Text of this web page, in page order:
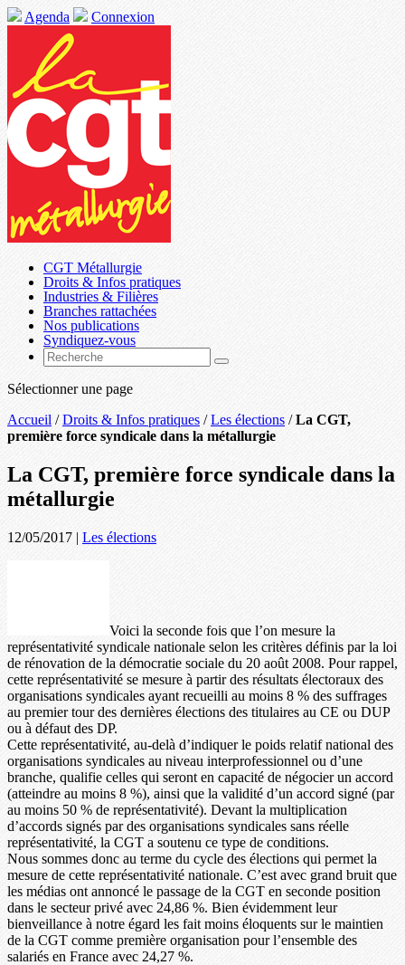
Agenda Connexion
CGT Métallurgie
Droits & Infos pratiques
Industries & Filières
Branches rattachées
Nos publications
Syndiquez-vous
Sélectionner une page
Accueil /Droits & Infos pratiques /Les élections /La CGT,
première force syndicale dans la métallurgie
La CGT, première force syndicale dans la
métallurgie
12/05/2017 | Les élections
Voici la seconde fois que l’on mesure la
représentativité syndicale nationale selon les critères définis par la loi
de rénovation de la démocratie sociale du 20 août 2008. Pour rappel,
cette représentativité se mesure à partir des résultats électoraux des
organisations syndicales ayant recueilli au moins 8 % des suffrages
au premier tour des dernières élections des titulaires au CE ou DUP
ou à défaut des DP.
Cette représentativité, au-delà d’indiquer le poids relatif national des
organisations syndicales au niveau interprofessionnel ou d’une
branche, qualifie celles qui seront en capacité de négocier un accord
(atteindre au moins 8 %), ainsi que la validité d’un accord signé (par
au moins 50 % de représentativité). Devant la multiplication
d’accords signés par des organisations syndicales sans réelle
représentativité, la CGT a soutenu ce type de conditions.
Nous sommes donc au terme du cycle des élections qui permet la
mesure de cette représentativité nationale. C’est avec grand bruit que
les médias ont annoncé le passage de la CGT en seconde position
dans le secteur privé avec 24,86 %. Bien évidemment leur
bienveillance à notre égard les fait moins éloquents sur le maintien
de la CGT comme première organisation pour l’ensemble des
salariés en France avec 24,27 %.